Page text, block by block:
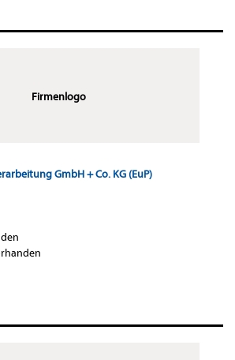
Firmenlogo
GmbH + Co. KG (EuP)